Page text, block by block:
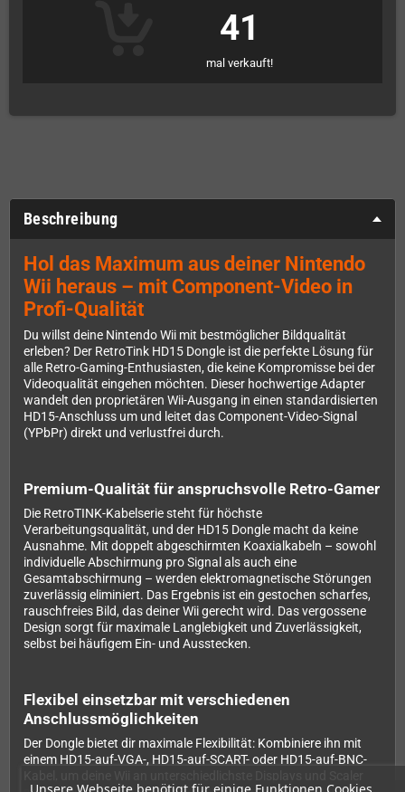
41
mal verkauft!
Beschreibung
Hol das Maximum aus deiner Nintendo
Wii heraus – mit Component-Video in
Profi-Qualität
Du willst deine Nintendo Wii mit bestmöglicher Bildqualität
erleben? Der RetroTink HD15 Dongle ist die perfekte Lösung für
alle Retro-Gaming-Enthusiasten, die keine Kompromisse bei der
Videoqualität eingehen möchten. Dieser hochwertige Adapter
wandelt den proprietären Wii-Ausgang in einen standardisierten
HD15-Anschluss um und leitet das Component-Video-Signal
(YPbPr) direkt und verlustfrei durch.
Premium-Qualität für anspruchsvolle Retro-Gamer
Die RetroTINK-Kabelserie steht für höchste
Verarbeitungsqualität, und der HD15 Dongle macht da keine
Ausnahme. Mit doppelt abgeschirmten Koaxialkabeln – sowohl
individuelle Abschirmung pro Signal als auch eine
Gesamtabschirmung – werden elektromagnetische Störungen
zuverlässig eliminiert. Das Ergebnis ist ein gestochen scharfes,
rauschfreies Bild, das deiner Wii gerecht wird. Das vergossene
Design sorgt für maximale Langlebigkeit und Zuverlässigkeit,
selbst bei häufigem Ein- und Ausstecken.
Flexibel einsetzbar mit verschiedenen
Anschlussmöglichkeiten
Der Dongle bietet dir maximale Flexibilität: Kombiniere ihn mit
einem HD15-auf-VGA-, HD15-auf-SCART- oder HD15-auf-BNC-